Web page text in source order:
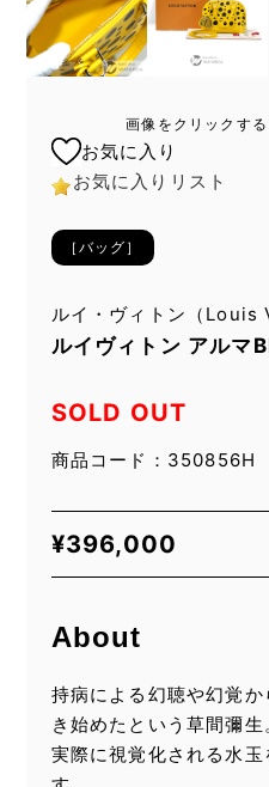
画像をクリックす
お気に入り
お気に入りリスト
［バッグ］
ルイ・ヴィトン（Louis
ルイヴィトン アル
SOLD OUT
商品コード：350856H
¥396,000
About
持病による幻聴や幻覚
き始めたという草間彌生
実際に視覚化される水